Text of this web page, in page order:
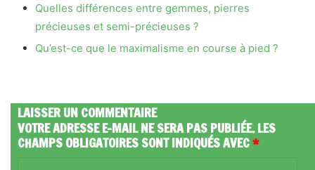
Quelles différences entre gemmes, pierres
précieuses et semi-précieuses ?
Qu’est-ce que le maximalisme en course à pied ?
LAISSER UN COMMENTAIRE
VOTRE ADRESSE E-MAIL NE SERA PAS PUBLIÉE.LES
CHAMPS OBLIGATOIRES SONT INDIQUÉS AVEC*